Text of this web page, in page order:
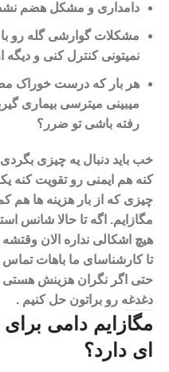
دامداری و مشکل هضم
مشکلات گوارشی گله رو
نمیتونی کنترل کنی و
هر بار که درست خوراک
میبینی میترسی بیماری
رفته باشی تو ضرر؟
خب باید دنبال یه چیزی
کنه هم ایمنی رو تقویت کنه
چیزی که از بار هزینه ها هم
مگازایم. اگه تا حالا شانس
هیچ اشکالی نداره الان
تا کارشناسای ما باهات
حتی اگر نگران هزینش هستی
دغدغه رو براتون حل کنیم .
مگازایم دامی
ای دارد؟